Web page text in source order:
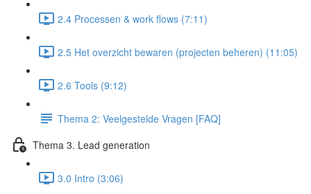
2.4 Processen & work flows (7:11)
2.5 Het overzicht bewaren (projecten beheren) (11:05)
2.6 Tools (9:12)
Thema 2: Veelgestelde Vragen [FAQ]
Thema 3. Lead generation
3.0 Intro (3:06)